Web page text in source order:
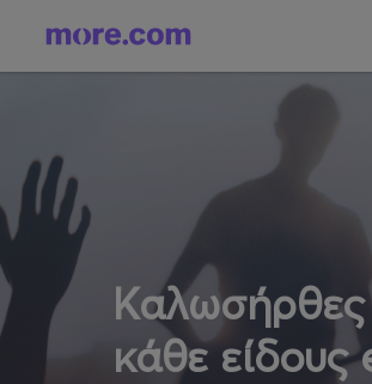
κάθε είδους